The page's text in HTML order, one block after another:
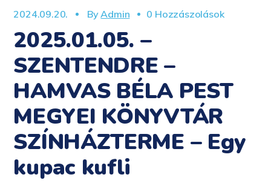
2024.09.20. ByAdmin 0 Hozzászolások
2025.01.05. –
SZENTENDRE –
HAMVAS BÉLA PEST
MEGYEI KÖNYVTÁR
SZÍNHÁZTERME – Egy
kupac kufli